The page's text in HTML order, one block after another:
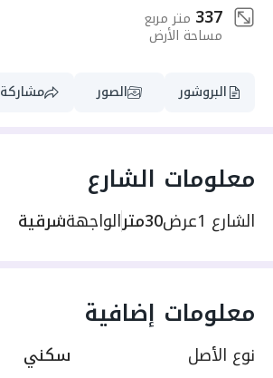
337 متر مربع
مساحة الأرض
البروشور الصور مشاركة
معلومات الشارع
الشارع 1 عرض30متر الواجهةشرقية
معلومات إضافية
نوع الأصل
سكني